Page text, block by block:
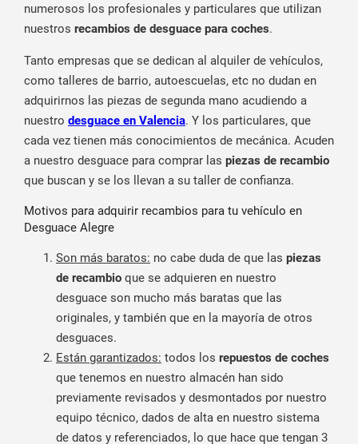
numerosos los profesionales y particulares que utilizan
nuestros recambios de desguace para coches.
Tanto empresas que se dedican al alquiler de vehículos,
como talleres de barrio, autoescuelas, etc no dudan en
adquirirnos las piezas de segunda mano acudiendo a
nuestro desguace en Valencia. Y los particulares, que
cada vez tienen más conocimientos de mecánica. Acuden
a nuestro desguace para comprar las piezas de recambio
que buscan y se los llevan a su taller de confianza.
Motivos para adquirir recambios para tu vehículo en
Desguace Alegre
Son más baratos: no cabe duda de que las piezas
de recambio que se adquieren en nuestro
desguace son mucho más baratas que las
originales, y también que en la mayoría de otros
desguaces.
Están garantizados: todos los repuestos de coches
que tenemos en nuestro almacén han sido
previamente revisados y desmontados por nuestro
equipo técnico, dados de alta en nuestro sistema
de datos y referenciados, lo que hace que tengan 3